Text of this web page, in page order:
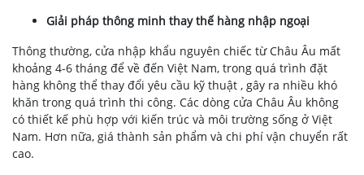
Giải pháp thông minh thay thế hàng nhập ngoại
Thông thường, cửa nhập khẩu nguyên chiếc từ Châu Âu mất
khoảng 4-6 tháng để về đến Việt Nam, trong quá trình đặt
hàng không thể thay đổi yêu cầu kỹ thuật , gây ra nhiều khó
khăn trong quá trình thi công. Các dòng cửa Châu Âu không
có thiết kế phù hợp với kiến trúc và môi trường sống ở Việt
Nam. Hơn nữa, giá thành sản phẩm và chi phí vận chuyển rất
cao.